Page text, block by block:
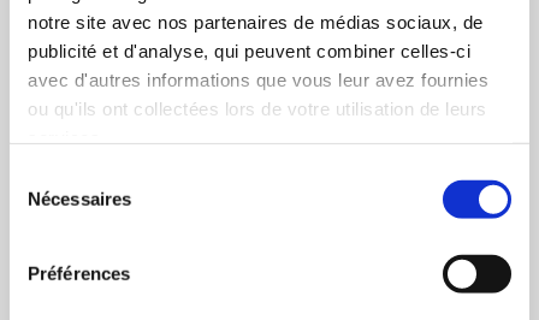
notre site avec nos partenaires de médias sociaux, de
publicité et d'analyse, qui peuvent combiner celles-ci
avec d'autres informations que vous leur avez fournies
ou qu'ils ont collectées lors de votre utilisation de leurs
Nécessaires
Préférences
décembre 2025
octobre 2025
juillet 2025
janvier 2025
novembre 2024
septembre 2024